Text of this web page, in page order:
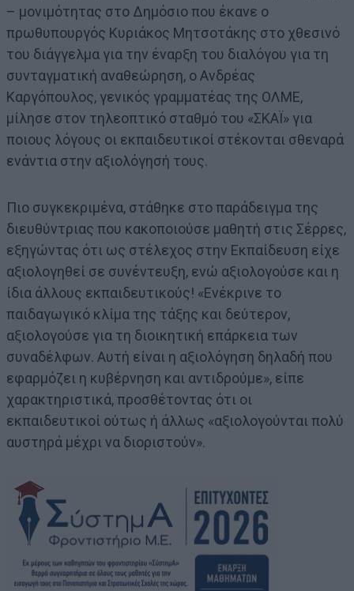
– μονιμότητας στο Δημόσιο που έκανε ο
πρωθυπουργός Κυριάκος Μητσοτάκης στο χθεσινό
του διάγγελμα για την έναρξη του διαλόγου για τη
συνταγματική αναθεώρηση, ο Ανδρέας
Καργόπουλος, γενικός γραμματέας της ΟΛΜΕ,
μίλησε στον τηλεοπτικό σταθμό του «ΣΚΑΪ» για
ποιους λόγους οι εκπαιδευτικοί στέκονται σθεναρά
ενάντια στην αξιολόγησή τους.
Πιο συγκεκριμένα, στάθηκε στο παράδειγμα της
διευθύντριας που κακοποιούσε μαθητή στις Σέρρες,
εξηγώντας ότι ως στέλεχος στην Εκπαίδευση είχε
αξιολογηθεί σε συνέντευξη, ενώ αξιολογούσε και η
ίδια άλλους εκπαιδευτικούς! «Ενέκρινε το
παιδαγωγικό κλίμα της τάξης και δεύτερον,
αξιολογούσε για τη διοικητική επάρκεια των
συναδέλφων. Αυτή είναι η αξιολόγηση δηλαδή που
εφαρμόζει η κυβέρνηση και αντιδρούμε», είπε
χαρακτηριστικά, προσθέτοντας ότι οι
εκπαιδευτικοί ούτως ή άλλως «αξιολογούνται πολύ
αυστηρά μέχρι να διοριστούν».